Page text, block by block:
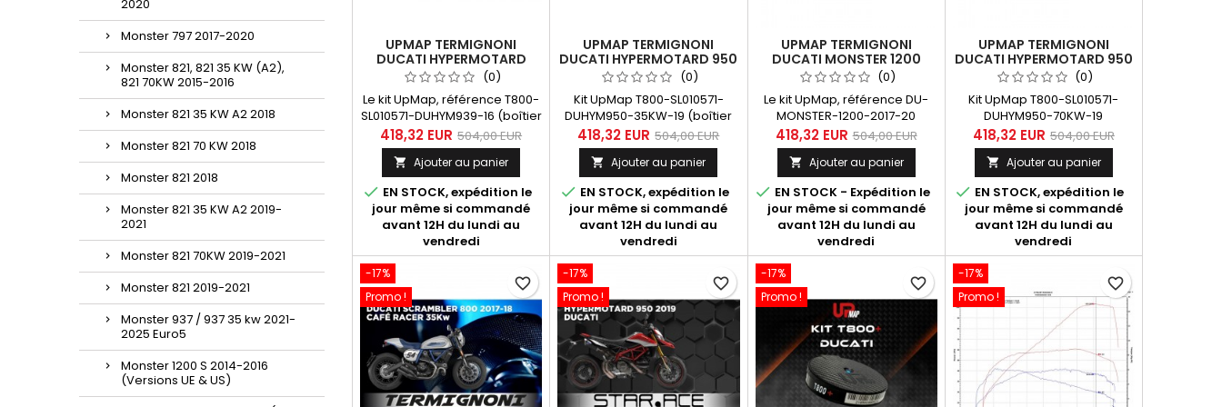
2020
Monster 797 2017-2020
Monster 821, 821 35 KW (A2),
821 70KW 2015-2016
Monster 821 35 KW A2 2018
Monster 821 70 KW 2018
Monster 821 2018
Monster 821 35 KW A2 2019-
2021
Monster 821 70KW 2019-2021
Monster 821 2019-2021
Monster 937 / 937 35 kw 2021-
2025 Euro5
Monster 1200 S 2014-2016
(Versions UE & US)
UPMAP TERMIGNONI
DUCATI HYPERMOTARD
HYPERSTRADA 939 2016-
2018
(0)
Le kit UpMap, référence T800-
SL010571-DUHYM939-16 (boîtier
Bluetooth T800 + câblage) est
destiné à la Ducati
Hypermotard - Hyperstrada
939 (2016-2018). Dans "En
savoir plus", découvrez les
différentes maps disponibles
en fonction des
configurations.
418,32 EUR 504,00 EUR
 Ajouter au panier
 EN STOCK, expédition le
jour même si commandé
avant 12H du lundi au
vendredi
UPMAP TERMIGNONI
DUCATI HYPERMOTARD 950
35KW 2019(0)
Kit UpMap T800-SL010571-
DUHYM950-35KW-19 (boîtier
Bluetooth T800 + câblage)
pour Ducati Hypermotard 950
35KW année 2019-2020. Dans
"En savoir plus", découvrez les
différentes cartographies
développée par les
spécialistes du départment
Upmap de Termignoni : pour
une machine stock, équipée
des silencieux homologués
D185 ou de la ligne complète
D187 avec ou...
418,32 EUR 504,00 EUR
 Ajouter au panier
 EN STOCK, expédition le
jour même si commandé
avant 12H du lundi au
vendredi
UPMAP TERMIGNONI
DUCATI MONSTER 1200
2017-2020 (EURO 4)
(0)
Le kit UpMap, référence DU-
MONSTER-1200-2017-20
(boîtier Bluetooth T800 +
câblage SL10571) est destiné à
la Ducati Monster 1200 et 1200
S année 2017 à 2020 dont il
améliore les performances. 5
maps pour : Silencieux SC-
Project; Silencieux Termignoni
D173 (ref. Ducati
96481461A) avec ou sans db
killer; Système complet
racing Termignoni D167 (réf.
Ducati...
418,32 EUR 504,00 EUR
 Ajouter au panier
 EN STOCK - Expédition le
jour même si commandé
avant 12H du lundi au
vendredi
UPMAP TERMIGNONI
DUCATI HYPERMOTARD 950
70KW 2019-2020
(0)
Kit UpMap T800-SL010571-
DUHYM950-70KW-19
(boîtier T800 + câblage)
pour Ducati Hypermotard 950
70KW année 2019 et 2020.
Dans "En savoir plus",
découvrez les différentes
cartographies développée
par les spécialistes du
départment Upmap de
Termignoni : pour une
machine stock, équipée des
silencieux homologués
Termignoni D185, de la ligne
Termignoni D187 ou...
418,32 EUR 504,00 EUR
 Ajouter au panier
 EN STOCK, expédition le
jour même si commandé
avant 12H du lundi au
vendredi
-17%
Promo !
favorite_border
-17%
Promo !
favorite_border
-17%
Promo !
favorite_border
-17%
Promo !
favorite_border